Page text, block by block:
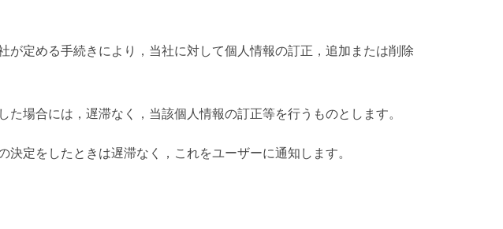
定める手続きにより，当社に対して個人情報の訂正，追加または削除
場合には，遅滞なく，当該個人情報の訂正等を行うものとします。
定をしたときは遅滞なく，これをユーザーに通知します。